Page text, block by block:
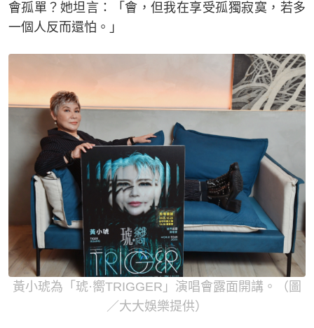
會孤單？她坦言：「會，但我在享受孤獨寂寞，若多
一個人反而還怕。」
黃小琥為「琥·嚮TRIGGER」演唱會露面開講。（圖
／大大娛樂提供）